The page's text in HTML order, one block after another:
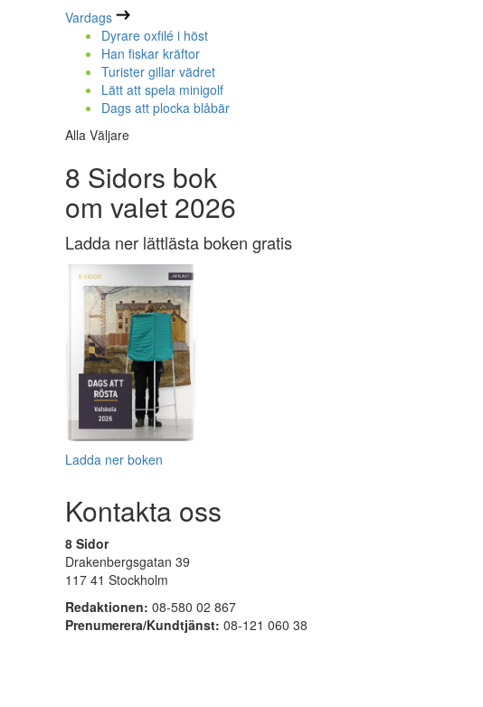
Vardags
Dyrare oxfilé i höst
Han fiskar kräftor
Turister gillar vädret
Lätt att spela minigolf
Dags att plocka blåbär
Alla Väljare
8 Sidors bok
om valet 2026
Ladda ner lättlästa boken gratis
Ladda ner boken
Kontakta oss
8 Sidor
Drakenbergsgatan 39
117 41 Stockholm
Redaktionen: 08-580 02 867
Prenumerera/Kundtjänst: 08-121 060 38